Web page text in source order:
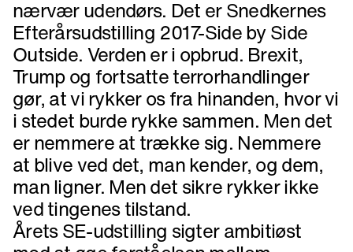
nærvær udendørs. Det er Snedkernes
Efterårsudstilling 2017-Side by Side
Outside. Verden er i opbrud. Brexit,
Trump og fortsatte terrorhandlinger
gør, at vi rykker os fra hinanden, hvor vi
i stedet burde rykke sammen. Men det
er nemmere at trække sig. Nemmere
at blive ved det, man kender, og dem,
man ligner. Men det sikre rykker ikke
ved tingenes tilstand.
Årets SE-udstilling sigter ambitiøst